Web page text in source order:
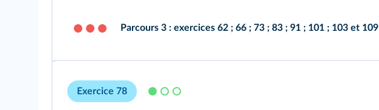
Parcours 3 : exercices 62 ; 66 ; 73 ; 83 ; 91 ; 101 ; 103 et 109
Exercice 78